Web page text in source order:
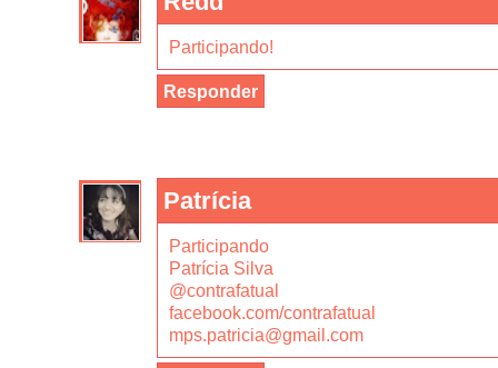
Participando!
Responder
Patrícia
Participando
Patrícia Silva
@contrafatual
facebook.com/contrafatual
mps.patricia@gmail.com